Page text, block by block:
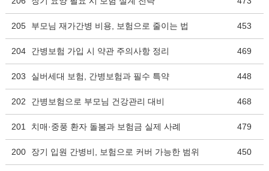
205 부모님 재가간병 비용, 보험으로 줄이는 법 453
204 간병보험 가입 시 약관 주의사항 정리 469
203 실버세대 보험, 간병보험과 필수 특약 448
202 간병보험으로 부모님 건강관리 대비 468
201 치매·중풍 환자 돌봄과 보험금 실제 사례 479
200 장기 입원 간병비, 보험으로 커버 가능한 범위 450